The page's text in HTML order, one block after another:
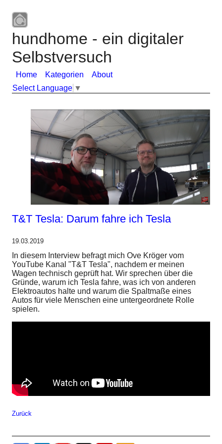
hundhome - ein digitaler
Selbstversuch
Home Kategorien
About
Select Language ▼
T&T Tesla: Darum fahre ich Tesla
19.03.2019
In diesem Interview befragt mich Ove Kröger vom
YouTube Kanal "T&T Tesla", nachdem er meinen
Wagen technisch geprüft hat. Wir sprechen über die
Gründe, warum ich Tesla fahre, was ich von anderen
Elektroautos halte und warum die Spaltmaße eines
Autos für viele Menschen eine untergeordnete Rolle
spielen.
Zurück